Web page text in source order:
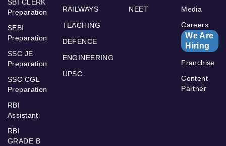
SBI CLERK
Preparation
SEBI
Preparation
SSC JE
Preparation
SSC CGL
Preparation
RBI
Assistant
RBI
GRADE B
RAILWAYS
TEACHING
DEFENCE
ENGINEERING
UPSC
NEET
Media
Careers
We Are
Hiring
Franchise
Content
Partner